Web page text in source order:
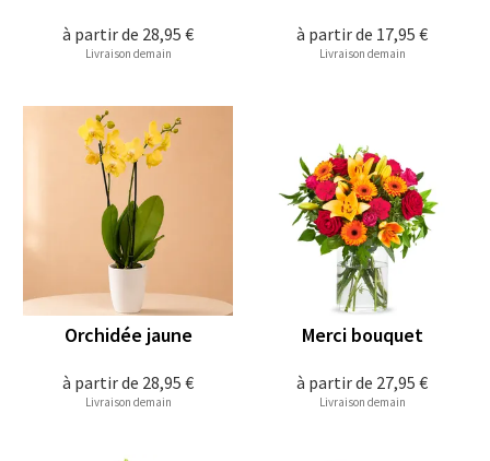
à partir de 28,95 €
Livraison demain
à partir de 17,95 €
Livraison demain
à partir de 28,95 €
Orchidée jaune
Livraison demain
à partir de 27,95 €
Merci bouquet
Livraison demain